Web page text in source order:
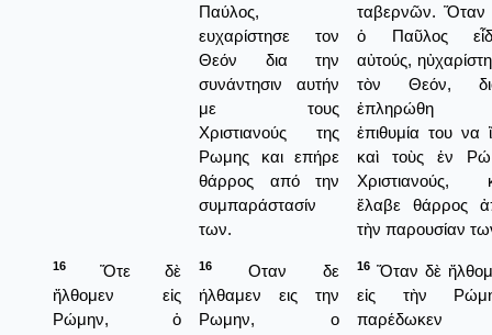
Παύλος,
ευχαρίστησε τον
Θεόν δια την
συνάντησιν αυτήν
με τους
Χριστιανούς της
Ρωμης και επήρε
θάρρος από την
συμπαράστασίν
των.
ταβερνῶν. Ὅταν
ὁ Παῦλος
αὐτούς,
τὸν Θεόν,
ἐπληρώθη
ἐπιθυμία του να
καὶ τοὺς ἐν
Χριστιανούς,
ἔλαβε θάρρος
τὴν παρουσίαν
16
Ὅτε δὲ
ἤλθομεν εἰς
Ρώμην, ὁ
16
Οταν δε
ήλθαμεν εις την
Ρωμην, ο
16 Ὅταν δὲ
εἰς τὴν
παρέδωκεν